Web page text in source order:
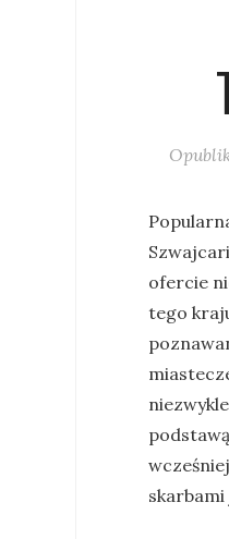
ofercie
tego